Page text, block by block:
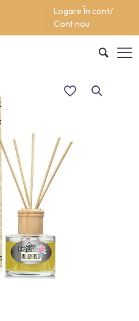
Logare În cont/
Cont nou